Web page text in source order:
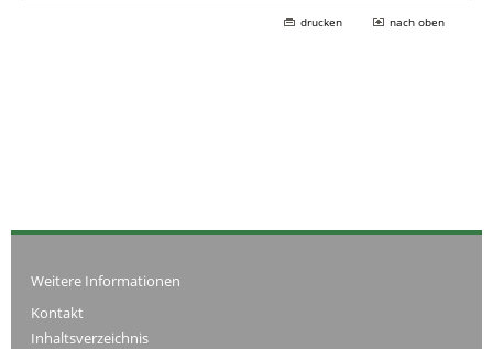
drucken nach oben
Weitere Informationen
Kontakt
Inhaltsverzeichnis